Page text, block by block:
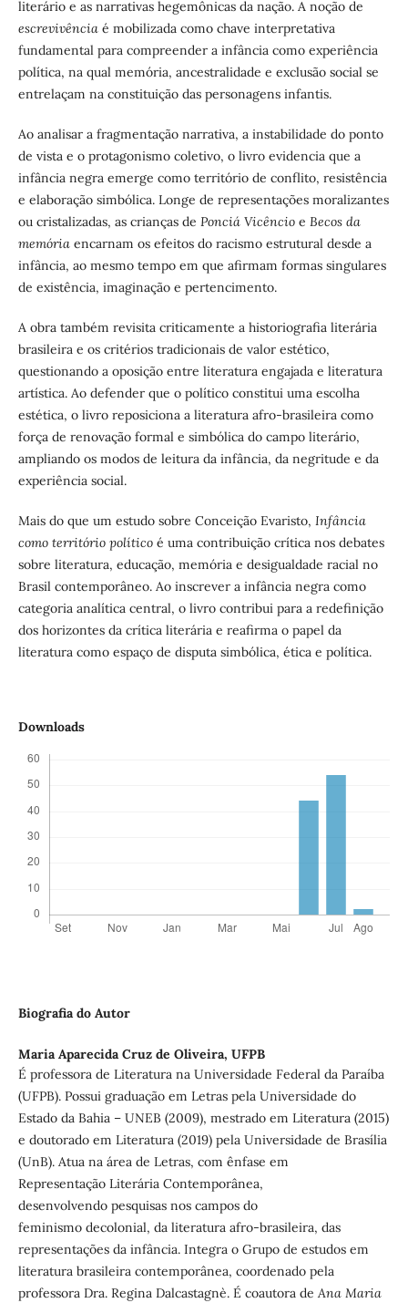
literário e as narrativas hegemônicas da nação. A noção de
escrevivênciaé mobilizada como chave interpretativa
fundamental para compreender a infância como experiência
política, na qual memória, ancestralidade e exclusão social se
entrelaçam na constituição das personagens infantis.
Ao analisar a fragmentação narrativa, a instabilidade do ponto
de vista e o protagonismo coletivo, o livro evidencia que a
infância negra emerge como território de conflito, resistência
e elaboração simbólica. Longe de representações moralizantes
ou cristalizadas, as crianças de Ponciá Vicêncioe Becos da
memóriaencarnam os efeitos do racismo estrutural desde a
infância, ao mesmo tempo em que afirmam formas singulares
de existência, imaginação e pertencimento.
A obra também revisita criticamente a historiografia literária
brasileira e os critérios tradicionais de valor estético,
questionando a oposição entre literatura engajada e literatura
artística. Ao defender que o político constitui uma escolha
estética, o livro reposiciona a literatura afro-brasileira como
força de renovação formal e simbólica do campo literário,
ampliando os modos de leitura da infância, da negritude e da
experiência social.
Mais do que um estudo sobre Conceição Evaristo, Infância
como território políticoé uma contribuição crítica nos debates
sobre literatura, educação, memória e desigualdade racial no
Brasil contemporâneo. Ao inscrever a infância negra como
categoria analítica central, o livro contribui para a redefinição
dos horizontes da crítica literária e reafirma o papel da
literatura como espaço de disputa simbólica, ética e política.
Downloads
Biografia do Autor
Maria Aparecida Cruz de Oliveira, UFPB
É professora de Literatura na Universidade Federal da Paraíba
(UFPB). Possui graduação em Letras pela Universidade do
Estado da Bahia – UNEB (2009), mestrado em Literatura (2015)
e doutorado em Literatura (2019) pela Universidade de Brasília
(UnB). Atua na área de Letras, com ênfase em
Representação Literária Contemporânea,
desenvolvendo pesquisas nos campos do
feminismo decolonial, da literatura afro-brasileira, das
representações da infância. Integra o Grupo de estudos em
literatura brasileira contemporânea, coordenado pela
professora Dra. Regina Dalcastagnè. É coautora de Ana Maria